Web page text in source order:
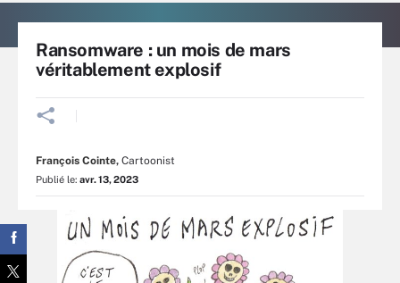
Ransomware : un mois de mars
véritablement explosif
François Cointe, Cartoonist
Publié le: avr. 13, 2023